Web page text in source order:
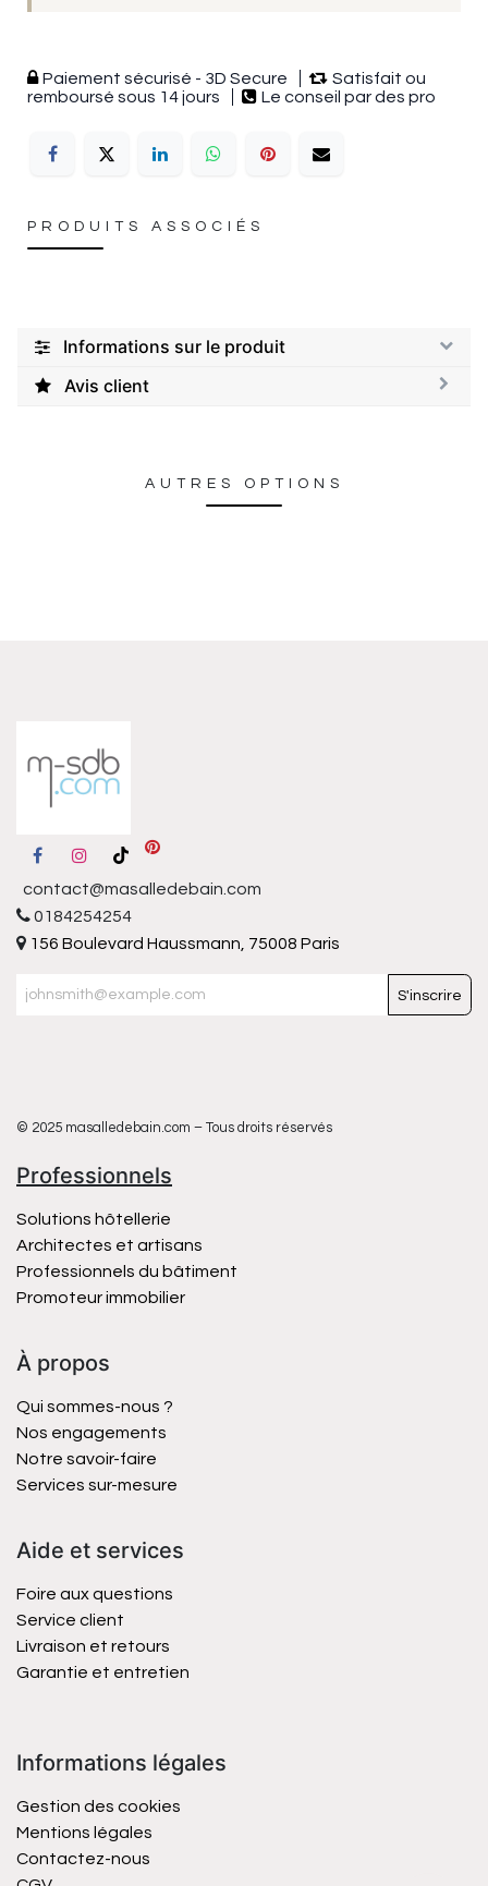
Paiement sécurisé - 3D Secure
Satisfait ou
remboursé sous 14 jours
Le conseil par des pro
PRODUITS ASSOCIÉS
Informations sur le produit
Avis client
AUTRES OPTIONS
contact@masalledebain.com
0184254254
156 Boulevard Haussmann, 75008 Paris
S'inscrire
© 2025 masalledebain.com – Tous droits réservés
Professionnels
Solutions hôtellerie
Architectes et artisans
Professionnels du bâtiment
Promoteur immobilier
À propos
Qui sommes-nous ?
Nos engagements
Notre savoir-faire
Services sur-mesure
Aide et services
Foire aux questions
Service client
Livraison et retours
Garantie et entretien
Informations légales
Gestion des cookies
Mentions légales
Contactez-nous